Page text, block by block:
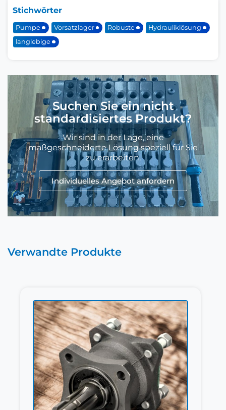
Stichwörter
Pumpe Vorsatzlager Robuste
Hydrauliklösung
langlebige
Suchen Sie ein nicht
standardisiertes Produkt?
Wir sind in der Lage, eine
maßgeschneiderte Lösung speziell für Sie
zu erarbeiten.
Individuelles Angebot anfordern
Verwandte Produkte